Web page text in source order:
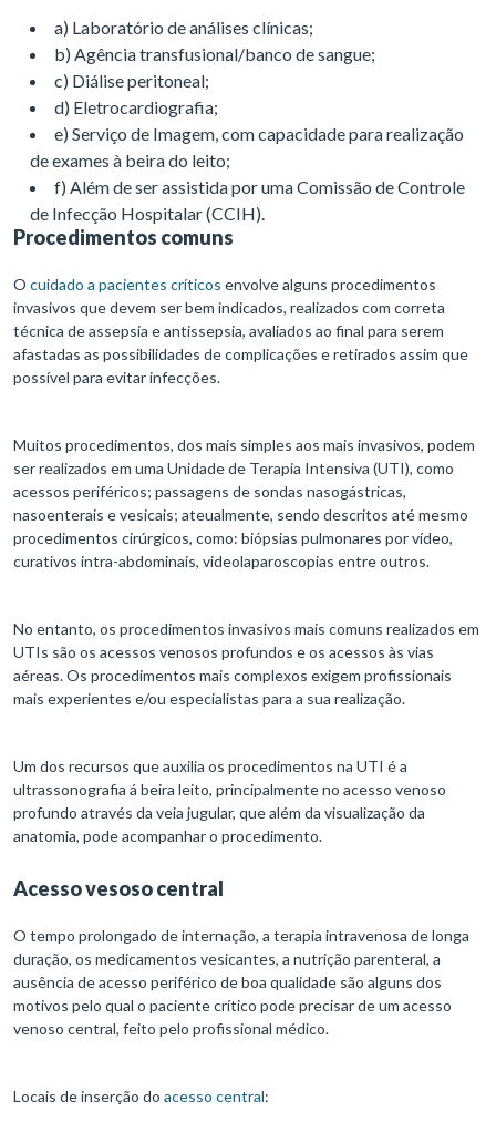
a) Laboratório de análises clínicas;
b) Agência transfusional/banco de sangue;
c) Diálise peritoneal;
d) Eletrocardiografia;
e) Serviço de Imagem, com capacidade para realização
de exames à beira do leito;
f) Além de ser assistida por uma Comissão de Controle
de Infecção Hospitalar (CCIH).
Procedimentos comuns
O cuidado a pacientes críticos envolve alguns procedimentos
invasivos que devem ser bem indicados, realizados com correta
técnica de assepsia e antissepsia, avaliados ao final para serem
afastadas as possibilidades de complicações e retirados assim que
possível para evitar infecções.
Muitos procedimentos, dos mais simples aos mais invasivos, podem
ser realizados em uma Unidade de Terapia Intensiva (UTI), como
acessos periféricos; passagens de sondas nasogástricas,
nasoenterais e vesicais; ateualmente, sendo descritos até mesmo
procedimentos cirúrgicos, como: biópsias pulmonares por vídeo,
curativos intra-abdominais, videolaparoscopias entre outros.
No entanto, os procedimentos invasivos mais comuns realizados em
UTIs são os acessos venosos profundos e os acessos às vias
aéreas. Os procedimentos mais complexos exigem profissionais
mais experientes e/ou especialistas para a sua realização.
Um dos recursos que auxilia os procedimentos na UTI é a
ultrassonografia á beira leito, principalmente no acesso venoso
profundo através da veia jugular, que além da visualização da
anatomia, pode acompanhar o procedimento.
Acesso vesoso central
O tempo prolongado de internação, a terapia intravenosa de longa
duração, os medicamentos vesicantes, a nutrição parenteral, a
ausência de acesso periférico de boa qualidade são alguns dos
motivos pelo qual o paciente crítico pode precisar de um acesso
venoso central, feito pelo profissional médico.
Locais de inserção do acesso central: